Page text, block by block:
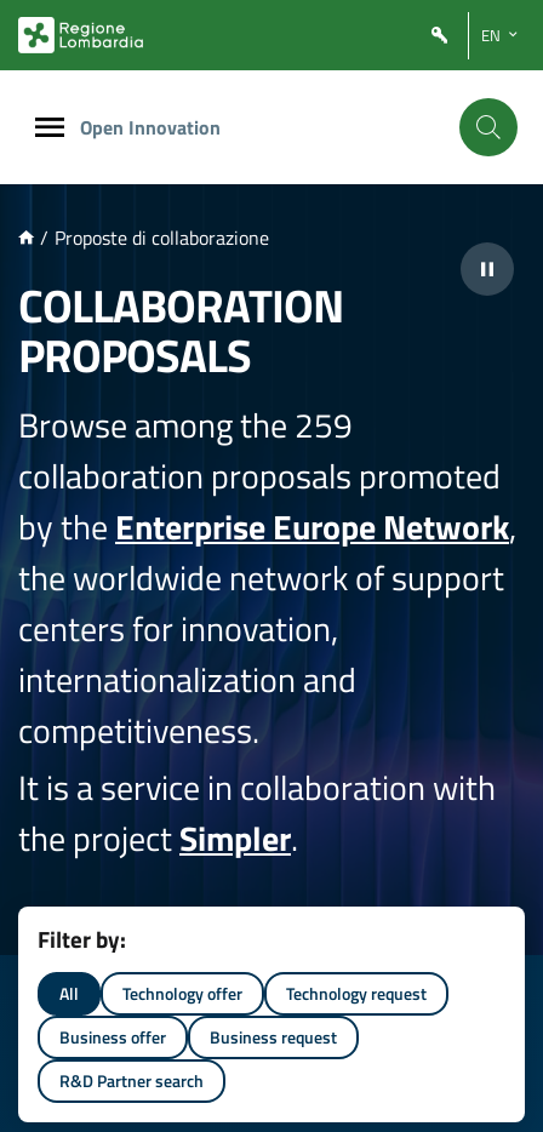
PRINCIPALE
EN
Open Innovation
/ Proposte di collaborazione
COLLABORATION
PROPOSALS
Browse among the 259
collaboration proposals promoted
by the Enterprise Europe Network,
the worldwide network of support
centers for innovation,
internationalization and
competitiveness.
It is a service in collaboration with
the projectSimpler.
Filter by:
All Technology offer
Technology request
Business offer
Business request
R&D Partner search